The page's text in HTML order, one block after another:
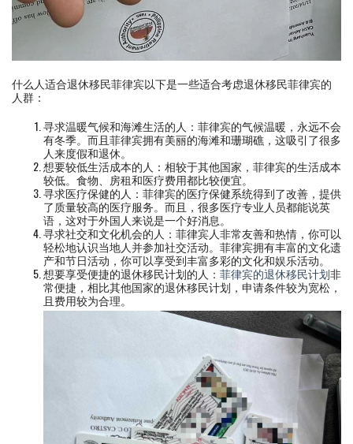
什么人适合退休移民菲律宾以下是一些适合考虑退休移民菲律宾的
人群：
寻求温暖气候和海滩生活的人：菲律宾的气候温暖，永远不会
有冬季。而且菲律宾拥有美丽的海滩和珊瑚礁，这吸引了很多
人来度假和退休。
想要较低生活成本的人：相较于其他国家，菲律宾的生活成本
较低。食物、房租和医疗费用都比较便宜。
寻求医疗保健的人：菲律宾的医疗保健系统得到了改善，提供
了质量较高的医疗服务。而且，很多医疗专业人员都能说英
语，这对于外国人来说是一个好消息。
寻求社交和文化机会的人：菲律宾人非常友善和热情，你可以
轻松地认识当地人并参加社交活动。菲律宾拥有丰富的文化遗
产和节日活动，你可以享受到丰富多彩的文化和娱乐活动。
想要享受便捷的退休移民计划的人： 菲律宾的退休移民计划非
常便捷，相比其他国家的退休移民计划，申请条件较为宽松，
且费用较为合理。